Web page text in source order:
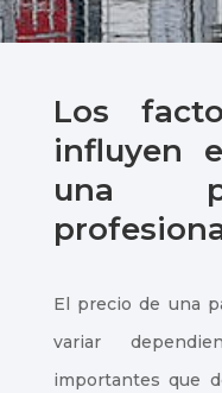
Los
influyen
una
El precio de una
variar
importantes que